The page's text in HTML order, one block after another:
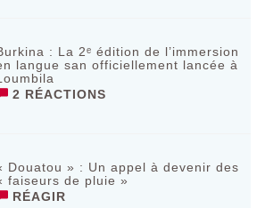
: La 2ᵉ édition de l’immersion
langue san officiellement lancée à
2 RÉACTIONS
Douatou » : Un appel à devenir des
faiseurs de pluie »
RÉAGIR